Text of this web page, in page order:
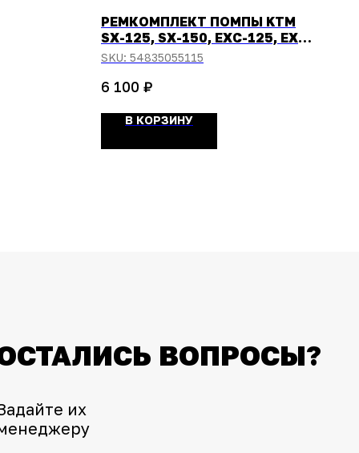
РЕМКОМПЛЕКТ ПОМПЫ KTM
SX-125, SX-150, EXC-125, EXC-
150, EXC-200 10-
125 12-16
SKU: 54835055115
6 100 ₽
В КОРЗИНУ
ВОПРОСЫ?
их